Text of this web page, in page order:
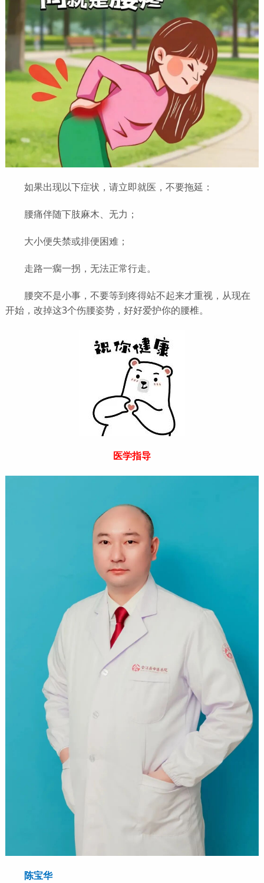
如果出现以下症状，请立即就医，不要拖延：
腰痛伴随下肢麻木、无力；
大小便失禁或排便困难；
走路一瘸一拐，无法正常行走。
腰突不是小事，不要等到疼得站不起来才重视，从现在
开始，改掉这3个伤腰姿势，好好爱护你的腰椎。
医学指导
陈宝华